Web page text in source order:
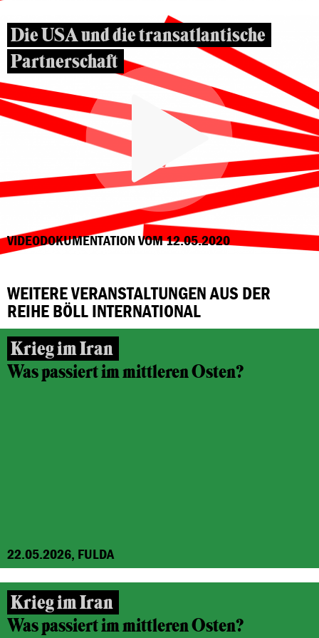
Die USA und die transatlantische
Partnerschaft
VIDEODOKUMENTATION VOM 12.05.2020
WEITERE VERANSTALTUNGEN AUS DER
REIHE BÖLL INTERNATIONAL
Krieg im Iran
Was passiert im mittleren Osten?
22.05.2026, FULDA
Krieg im Iran
Was passiert im mittleren Osten?